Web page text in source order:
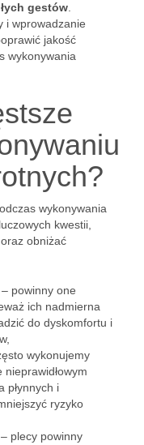
gestów
i wprowadzanie
jakość
wykonywania
wykonywania
kwestii,
obniżać
– powinny one
ich nadmierna
do dyskomfortu i
wykonujemy
płynnych i
ryzyko
– plecy powinny